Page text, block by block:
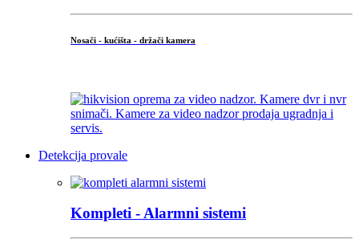
Nosači - kućišta - držači kamera
Detekcija provale
Kompleti - Alarmni sistemi